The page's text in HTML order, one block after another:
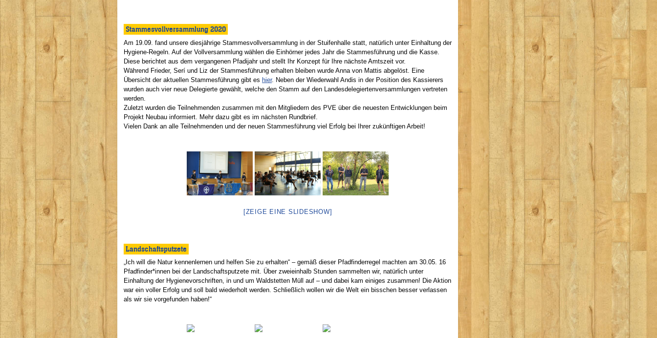
Stammesvollversammlung 2020
Am 19.09. fand unsere diesjährige Stammesvollversammlung in der Stuifenhalle statt, natürlich unter Einhaltung der
Hygiene-Regeln. Auf der Vollversammlung wählen die Einhörner jedes Jahr die Stammesführung und die Kasse.
Diese berichtet aus dem vergangenen Pfadijahr und stellt Ihr Konzept für Ihre nächste Amtszeit vor.
Während Frieder, Serí und Liz der Stammesführung erhalten bleiben wurde Anna von Mattis abgelöst. Eine
Übersicht der aktuellen Stammesführung gibt es hier. Neben der Wiederwahl Andis in der Position des Kassierers
wurden auch vier neue Delegierte gewählt, welche den Stamm auf den Landesdelegiertenversammlungen vertreten
werden.
Zuletzt wurden die Teilnehmenden zusammen mit den Mitgliedern des PVE über die neuesten Entwicklungen beim
Projekt Neubau informiert. Mehr dazu gibt es im nächsten Rundbrief.
Vielen Dank an alle Teilnehmenden und der neuen Stammesführung viel Erfolg bei Ihrer zukünftigen Arbeit!
[ZEIGE EINE SLIDESHOW]
Landschaftsputzete
„Ich will die Natur kennenlernen und helfen Sie zu erhalten“ – gemäß dieser Pfadfinderregel machten am 30.05. 16
Pfadfinder*innen bei der Landschaftsputzete mit. Über zweieinhalb Stunden sammelten wir, natürlich unter
Einhaltung der Hygienevorschriften, in und um Waldstetten Müll auf – und dabei kam einiges zusammen! Die Aktion
war ein voller Erfolg und soll bald wiederholt werden. Schließlich wollen wir die Welt ein bisschen besser verlassen
als wir sie vorgefunden haben!“